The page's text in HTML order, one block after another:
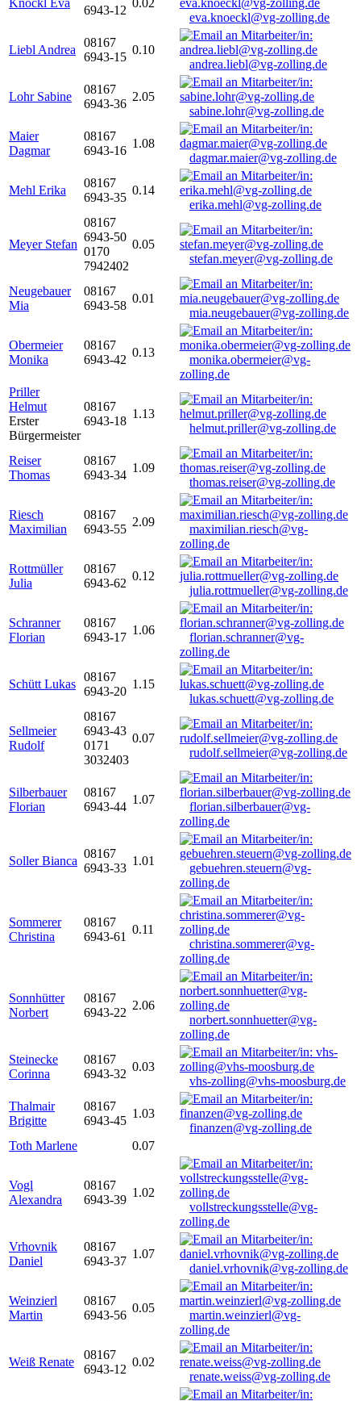
Knöckl Eva
6943-12
0.02
eva.knoeckl@vg-zolling.de
Liebl Andrea
08167
6943-15
0.10
andrea.liebl@vg-zolling.de
Lohr Sabine
08167
6943-36
2.05
sabine.lohr@vg-zolling.de
Maier
Dagmar
08167
6943-16
1.08
dagmar.maier@vg-zolling.de
Mehl Erika
08167
6943-35
0.14
erika.mehl@vg-zolling.de
Meyer Stefan
08167
6943-50
0170
7942402
0.05
stefan.meyer@vg-zolling.de
Neugebauer
Mia
08167
6943-58
0.01
mia.neugebauer@vg-zolling.de
Obermeier
Monika
08167
6943-42
0.13
monika.obermeier@vg-
zolling.de
Priller
Helmut
Erster
Bürgermeister
08167
6943-18
1.13
helmut.priller@vg-zolling.de
Reiser
Thomas
08167
6943-34
1.09
thomas.reiser@vg-zolling.de
Riesch
Maximilian
08167
6943-55
2.09
maximilian.riesch@vg-
zolling.de
Rottmüller
Julia
08167
6943-62
0.12
julia.rottmueller@vg-zolling.de
Schranner
Florian
08167
6943-17
1.06
florian.schranner@vg-
zolling.de
Schütt Lukas
08167
6943-20
1.15
lukas.schuett@vg-zolling.de
Sellmeier
Rudolf
08167
6943-43
0171
3032403
0.07
rudolf.sellmeier@vg-zolling.de
Silberbauer
Florian
08167
6943-44
1.07
florian.silberbauer@vg-
zolling.de
Soller Bianca
08167
6943-33
1.01
gebuehren.steuern@vg-
zolling.de
Sommerer
Christina
08167
6943-61
0.11
christina.sommerer@vg-
zolling.de
Sonnhütter
Norbert
08167
6943-22
2.06
norbert.sonnhuetter@vg-
zolling.de
Steinecke
Corinna
08167
6943-32
0.03
vhs-zolling@vhs-moosburg.de
Thalmair
Brigitte
08167
6943-45
1.03
finanzen@vg-zolling.de
Toth Marlene
0.07
Vogl
Alexandra
08167
6943-39
1.02
vollstreckungsstelle@vg-
zolling.de
Vrhovnik
Daniel
08167
6943-37
1.07
daniel.vrhovnik@vg-zolling.de
Weinzierl
Martin
08167
6943-56
0.05
martin.weinzierl@vg-
zolling.de
Weiß Renate
08167
6943-12
0.02
renate.weiss@vg-zolling.de